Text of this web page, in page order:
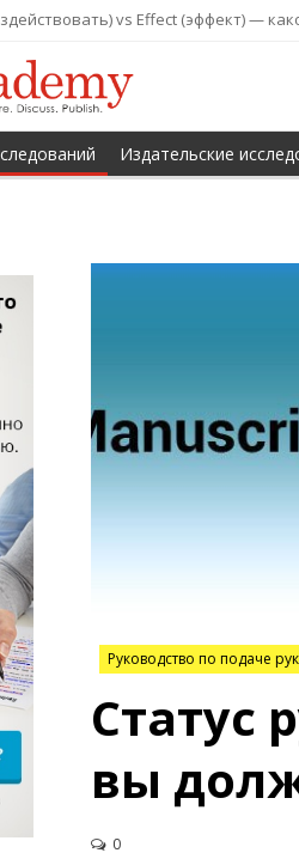
vs Effect (эффект) —
Издательские
Руководство по подаче
Статус
вы
0